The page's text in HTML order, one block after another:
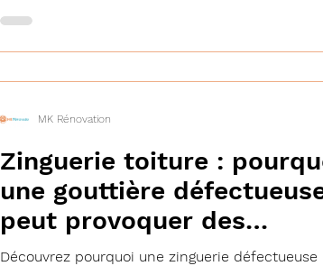
Zinguerie toiture :
une gouttière
peut provoquer des
infiltrations ?
Découvrez pourquoi une zinguerie défectueuse
MK Rénovation